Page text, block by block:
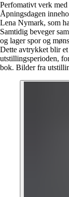
Perfomativt verk
Åpningsdagen
Lena Nymark, som
Samtidig beveger
og lager spor og
Dette avtrykket blir
utstillingsperioden,
bok. Bilder fra